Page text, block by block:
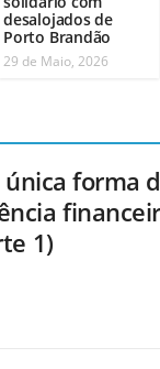
desalojados de
Porto Brandão
29 de Maio, 2026
forma
1)